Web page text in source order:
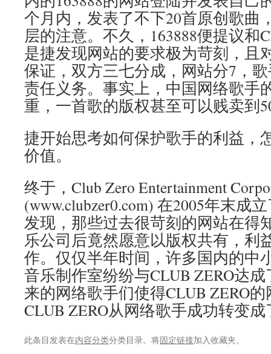
个月内，发表了不下20首原创歌曲
层的注意。不久，163888便提议和
是捷发现网站的要求极为苛刻，且
保证，双方三七分成，网站分7，
责任义务。事实上，中国网络歌手
重，一首歌的版权甚至可以贱卖到
捷开始思考如何保护歌手的利益，
价值。
终于，Club Zero Entertainment
(www.clubzer0.com) 在2005年末成
发现，那些过去很苛刻的网站在得
乐公司后竟然愿意以版权共有，利
作。仅仅半年时间，许多国内的中
音乐制作室纷纷与CLUB ZERO达
来的网络歌手们使得CLUB ZERO
CLUB ZERO从网络歌手成功转变
此条目发表在内容分类分类目录。将固定链接加入收藏夹。